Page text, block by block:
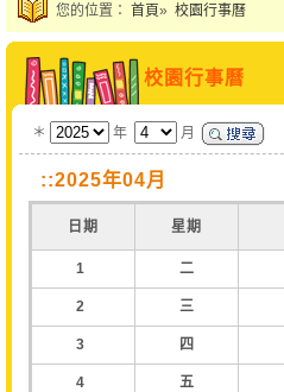
您的位置： 首頁» 校園行事曆
校園行事曆
＊ 年 月
::2025年04月
日期 星期
1 二
2 三
3 四
4 五